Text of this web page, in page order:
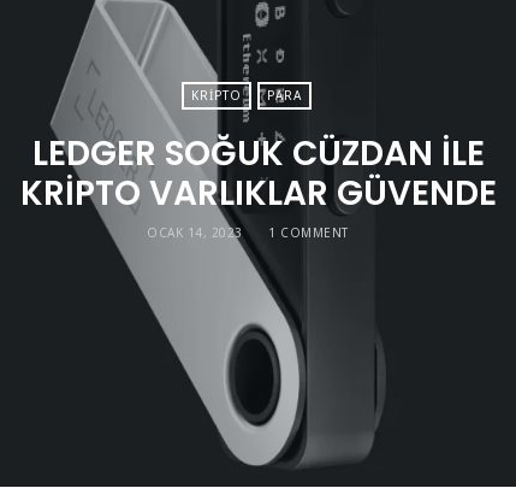
KRIPTO PARA
LEDGER SOĞUK CÜZDAN ILE
KRIPTO VARLIKLAR GÜVENDE
OCAK 14, 2023 1 COMMENT